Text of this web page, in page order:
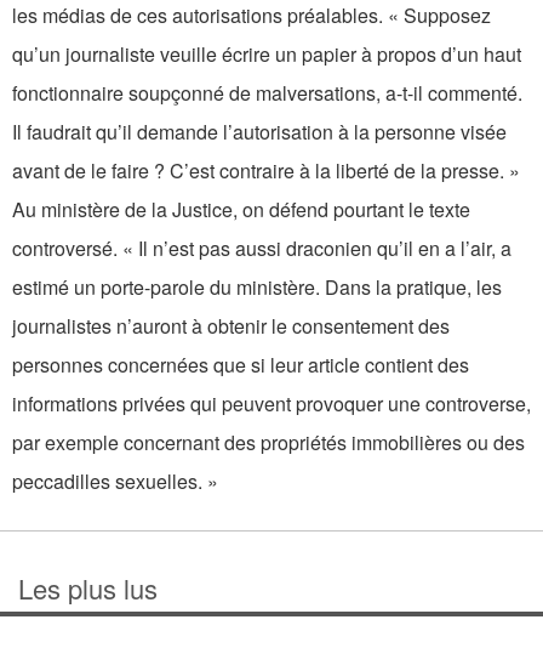
les médias de ces autorisations préalables. « Supposez
qu’un journaliste veuille écrire un papier à propos d’un haut
fonctionnaire soupçonné de malversations, a-t-il commenté.
Il faudrait qu’il demande l’autorisation à la personne visée
avant de le faire ? C’est contraire à la liberté de la presse. »
Au ministère de la Justice, on défend pourtant le texte
controversé. « Il n’est pas aussi draconien qu’il en a l’air, a
estimé un porte-parole du ministère. Dans la pratique, les
journalistes n’auront à obtenir le consentement des
personnes concernées que si leur article contient des
informations privées qui peuvent provoquer une controverse,
par exemple concernant des propriétés immobilières ou des
peccadilles sexuelles. »
Les plus lus